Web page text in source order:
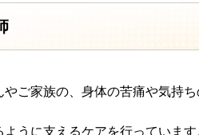
ご家族の、身体の苦痛や気持
うに支えるケアを行っています